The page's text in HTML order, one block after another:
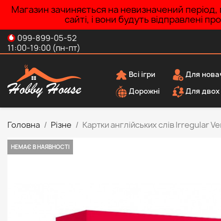
Магазин зачиняється на невизначений
сайті, і вони будуть відправлені
099-899-05-52
11:00-19:00 (пн-пт)
Всі ігри
Для
Дорожні
Для двох
Головна Різне Картки англійських слів Irregular
НЕМАЄ В НАЯВНОСТІ